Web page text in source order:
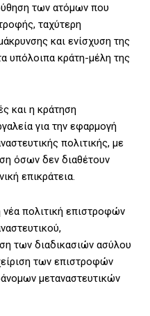
των ατόμων που
ταχύτερη
και ενίσχυση της
υπόλοιπα κράτη-μέλη της
και η κράτηση
για την εφαρμογή
πολιτικής, με
όσων δεν διαθέτουν
επικράτεια.
πολιτική επιστροφών
των διαδικασιών ασύλου
των επιστροφών
μεταναστευτικών